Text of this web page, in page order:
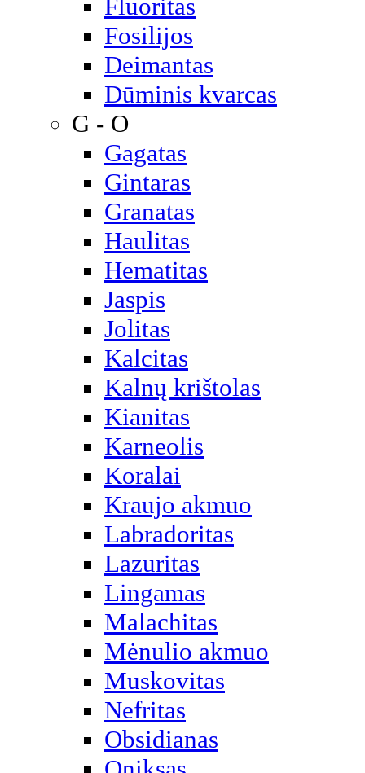
Fluoritas
Fosilijos
Deimantas
Dūminis kvarcas
G - O
Gagatas
Gintaras
Granatas
Haulitas
Hematitas
Jaspis
Jolitas
Kalcitas
Kalnų krištolas
Kianitas
Karneolis
Koralai
Kraujo akmuo
Labradoritas
Lazuritas
Lingamas
Malachitas
Mėnulio akmuo
Muskovitas
Nefritas
Obsidianas